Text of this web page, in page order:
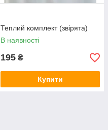
Теплий комплект (звірята)
В наявності
195 ₴
Купити